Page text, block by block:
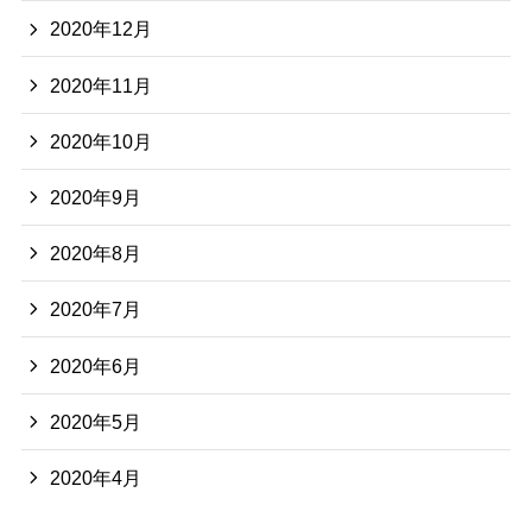
2020年12月
2020年11月
2020年10月
2020年9月
2020年8月
2020年7月
2020年6月
2020年5月
2020年4月